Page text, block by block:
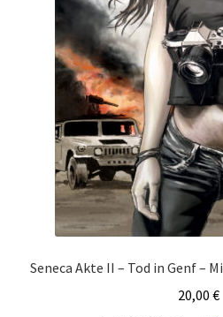
Seneca Akte II – Tod in Genf –
20,00 €